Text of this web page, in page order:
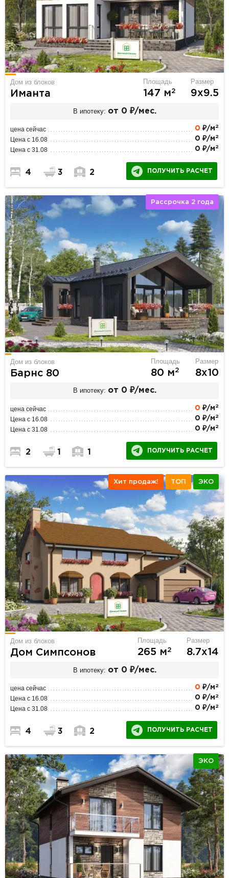
Дом из блоков
Иманта
Площадь
147 м2
Размер
9х9.5
В ипотеку: от 0 ₽/мес.
цена сейчас 0 ₽/м 2
Цена с 16.08 0 ₽/м 2
Цена с 31.08 0 ₽/м 2
4 3 2 ПОЛУЧИТЬ РАСЧЕТ
Рассрочка 2 года
Дом из блоков
Барнс 80
Площадь
80 м2
Размер
8х10
В ипотеку: от 0 ₽/мес.
цена сейчас 0 ₽/м 2
Цена с 16.08 0 ₽/м 2
Цена с 31.08 0 ₽/м 2
2 1 1 ПОЛУЧИТЬ РАСЧЕТ
Хит продаж! ТОП ЭКО
Дом из блоков
Дом Симпсонов
Площадь
265 м2
Размер
8.7х14
В ипотеку: от 0 ₽/мес.
цена сейчас 0 ₽/м 2
Цена с 16.08 0 ₽/м 2
Цена с 31.08 0 ₽/м 2
4 3 2 ПОЛУЧИТЬ РАСЧЕТ
ЭКО